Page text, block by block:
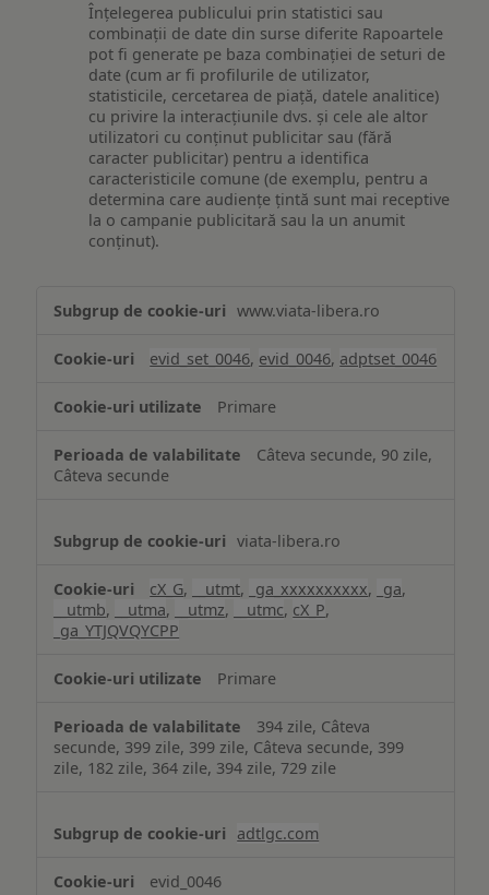
Înțelegerea publicului prin statistici sau
combinații de date din surse diferite Rapoartele
pot fi generate pe baza combinației de seturi de
date (cum ar fi profilurile de utilizator,
statisticile, cercetarea de piață, datele analitice)
cu privire la interacțiunile dvs. și cele ale altor
utilizatori cu conținut publicitar sau (fără
caracter publicitar) pentru a identifica
caracteristicile comune (de exemplu, pentru a
determina care audiențe țintă sunt mai receptive
la o campanie publicitară sau la un anumit
conținut).
www.viata-libera.ro
evid_set_0046, evid_0046, adptset_0046
Primare
Câteva secunde, 90 zile,
Câteva secunde
viata-libera.ro
cX_G, __utmt, _ga_xxxxxxxxxx, _ga,
__utmb, __utma, __utmz, __utmc, cX_P,
_ga_YTJQVQYCPP
Primare
394 zile, Câteva
secunde, 399 zile, 399 zile, Câteva secunde, 399
zile, 182 zile, 364 zile, 394 zile, 729 zile
adtlgc.com
evid_0046